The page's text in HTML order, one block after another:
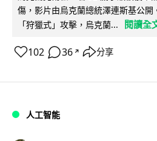
傷，影片由烏克蘭總統澤連斯基公
「狩獵式」攻擊，烏克蘭...
閱讀全
102 36 ↗ 分享
人工智能